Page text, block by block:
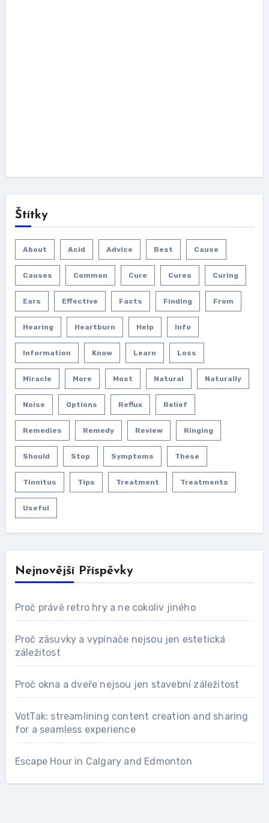
Štítky
About Acid Advice Best Cause
Causes Common Cure Cures Curing
Ears Effective Facts Finding From
Hearing Heartburn Help Info
Information Know Learn Loss
Miracle More Most Natural Naturally
Noise Options Reflux Relief
Remedies Remedy Review Ringing
Should Stop Symptoms These
Tinnitus Tips Treatment Treatments
Useful
Nejnovější Příspěvky
Proč právě retro hry a ne cokoliv jiného
Proč zásuvky a vypínače nejsou jen estetická
záležitost
Proč okna a dveře nejsou jen stavební záležitost
VotTak: streamlining content creation and sharing
for a seamless experience
Escape Hour in Calgary and Edmonton